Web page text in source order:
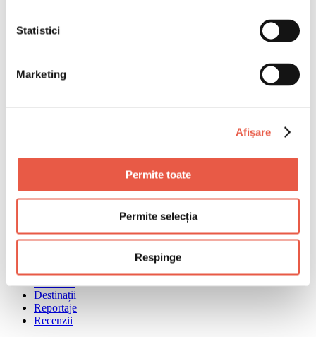
Statistici
Marketing
Afişare
Permite toate
Permite selecția
Respinge
Acasă
Destinații
Reportaje
Recenzii